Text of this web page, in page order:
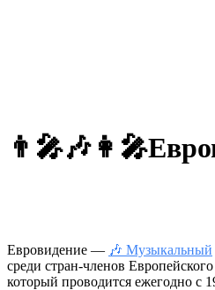
👨‍🎤🎶👩‍🎤
Евровидение — 🎶 Музыкальный
среди стран-членов
который проводится ежегодно с